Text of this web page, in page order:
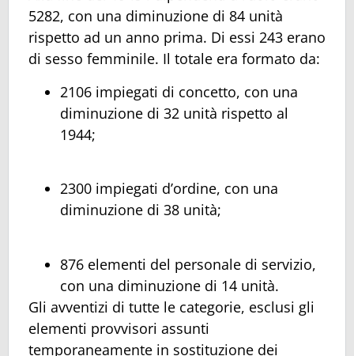
5282, con una diminuzione di 84 unità
rispetto ad un anno prima. Di essi 243 erano
di sesso femminile. Il totale era formato da:
2106 impiegati di concetto, con una
diminuzione di 32 unità rispetto al
1944;
2300 impiegati d’ordine, con una
diminuzione di 38 unità;
876 elementi del personale di servizio,
con una diminuzione di 14 unità.
Gli avventizi di tutte le categorie, esclusi gli
elementi provvisori assunti
temporaneamente in sostituzione dei